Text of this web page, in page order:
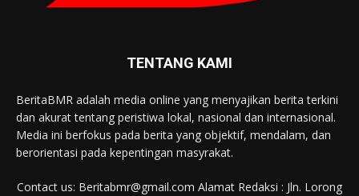
TENTANG KAMI
BeritaBMR adalah media online yang menyajikan berita terkini
dan akurat tentang peristiwa lokal, nasional dan internasional.
Media ini berfokus pada berita yang objektif, mendalam, dan
berorientasi pada kepentingan masyrakat.
Contact us: Beritabmr@gmail.com Alamat Redaksi : Jln. Lorong